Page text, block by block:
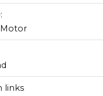
Motor
links